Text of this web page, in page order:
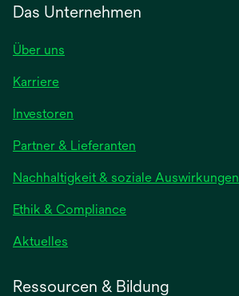
Das Unternehmen
Über uns
Karriere
Investoren
einer
neuen
Registerkarte
geöffnet
Partner & Lieferanten
Nachhaltigkeit & soziale Auswirkungen
Ethik & Compliance
Aktuelles
Ressourcen & Bildung